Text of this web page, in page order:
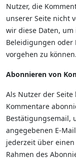
Nutzer, die
unserer Seite nicht
wir diese Daten, um
Beleidigungen oder
vorgehen zu können.
Abonnieren von
Als Nutzer der
Kommentare
Bestätigungsemail,
angegebenen E-
jederzeit über
Rahmen des